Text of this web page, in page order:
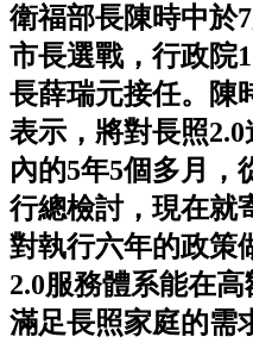
衛福部長陳時中於
市長選戰，行政院
長薛瑞元接任。陳
表示，將對長照
內的5年5個多月，
行總檢討，現在就
對執行六年的政策
2.0服務體系能在
滿足長照家庭的需